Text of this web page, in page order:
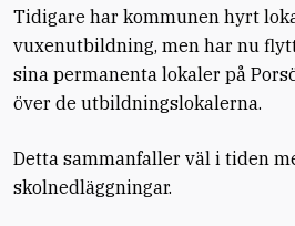
Tidigare har kommunen hyrt
vuxenutbildning, men har nu
sina permanenta lokaler på
över de utbildningslokalerna.
Detta sammanfaller väl i tiden
skolnedläggningar.